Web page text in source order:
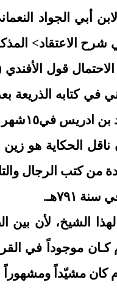
أبي الجواد
قول
في كتابه
والتأليف قبل كتابة هذه النسخة.
كتب الرجال والتاريخ
٧٩١هـ.
لهذا الشيخ، لأن
أن المقـام كـان
كان مشيّداً ومشهوراً